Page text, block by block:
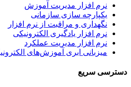
افزار مدیریت آموزش
سازی سازمانی
و مراقبت از نرم افزار
یادگیری الکترونیکی
مدیریت عملکرد
ابری آموزش‌های الکترونیکی